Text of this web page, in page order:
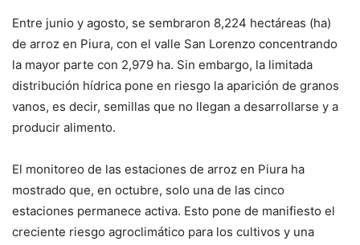
Entre junio y agosto, se sembraron 8,224 hectáreas (ha)
de arroz en Piura, con el valle San Lorenzo concentrando
la mayor parte con 2,979 ha. Sin embargo, la limitada
distribución hídrica pone en riesgo la aparición de granos
vanos, es decir, semillas que no llegan a desarrollarse y a
producir alimento.
El monitoreo de las estaciones de arroz en Piura ha
mostrado que, en octubre, solo una de las cinco
estaciones permanece activa. Esto pone de manifiesto el
creciente riesgo agroclimático para los cultivos y una